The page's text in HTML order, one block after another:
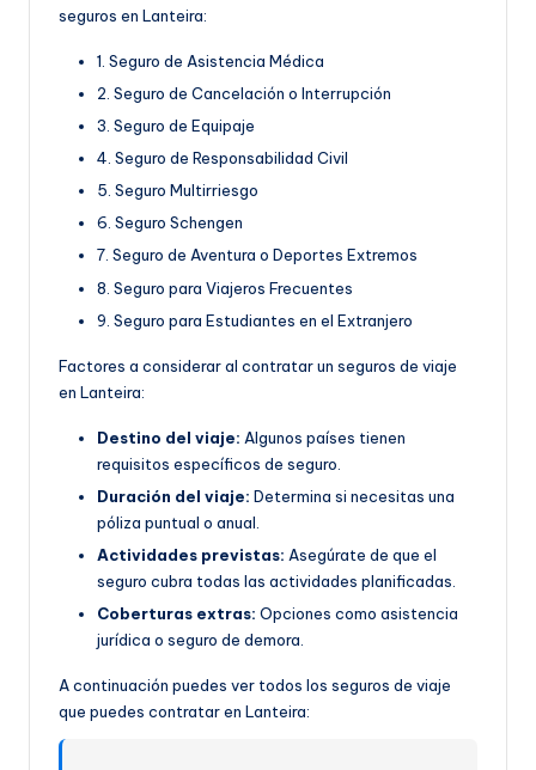
seguros en Lanteira:
1. Seguro de Asistencia Médica
2. Seguro de Cancelación o Interrupción
3. Seguro de Equipaje
4. Seguro de Responsabilidad Civil
5. Seguro Multirriesgo
6. Seguro Schengen
7. Seguro de Aventura o Deportes Extremos
8. Seguro para Viajeros Frecuentes
9. Seguro para Estudiantes en el Extranjero
Factores a considerar al contratar un seguros de viaje
en Lanteira:
Destino del viaje: Algunos países tienen
requisitos específicos de seguro.
Duración del viaje: Determina si necesitas una
póliza puntual o anual.
Actividades previstas: Asegúrate de que el
seguro cubra todas las actividades planificadas.
Coberturas extras: Opciones como asistencia
jurídica o seguro de demora.
A continuación puedes ver todos los seguros de viaje
que puedes contratar en Lanteira: